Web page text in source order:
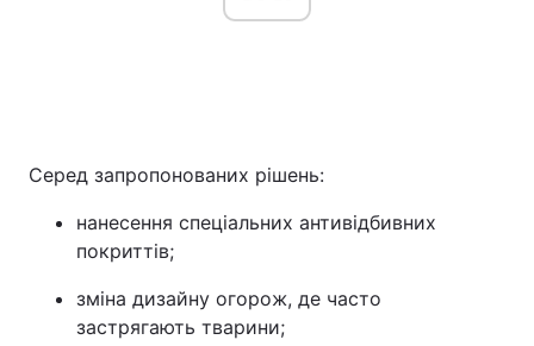
Серед запропонованих рішень:
нанесення спеціальних антивідбивних
покриттів;
зміна дизайну огорож, де часто
застрягають тварини;